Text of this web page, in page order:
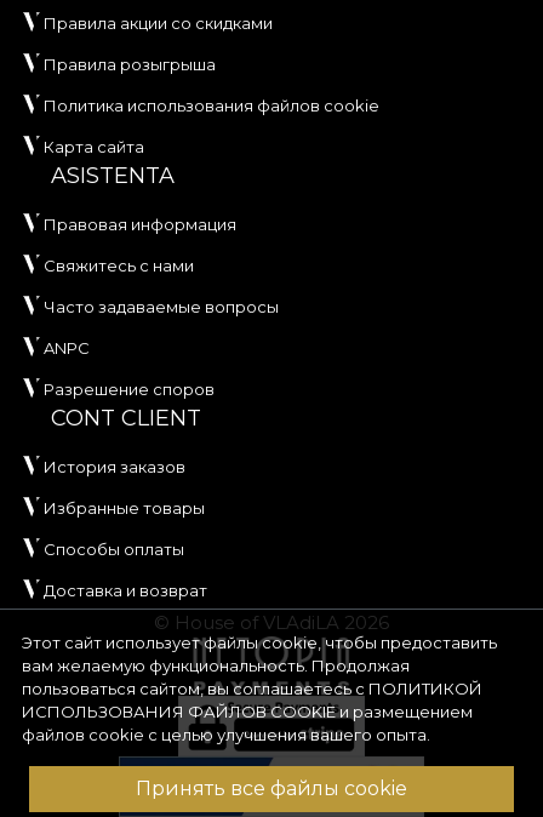
Этот сайт использует файлы cookie, чтобы предоставить
вам желаемую функциональность. Продолжая
пользоваться сайтом, вы соглашаетесь с ПОЛИТИКОЙ
ИСПОЛЬЗОВАНИЯ ФАЙЛОВ COOKIEи размещением
файлов cookie с целью улучшения вашего опыта.
Принять все файлы cookie
Правила акции со скидками
Правила розыгрыша
Политика использования файлов cookie
Карта сайта
ASISTENTA
Правовая информация
Свяжитесь с нами
Часто задаваемые вопросы
ANPC
Разрешение споров
CONT CLIENT
История заказов
Избранные товары
Способы оплаты
Доставка и возврат
© House of VLAdiLA 2026